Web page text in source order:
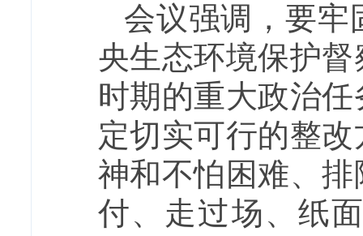
会议强调，要牢
央生态环境保护
时期的重大政治
定切实可行的整
神和不怕困难、
付、走过场、纸